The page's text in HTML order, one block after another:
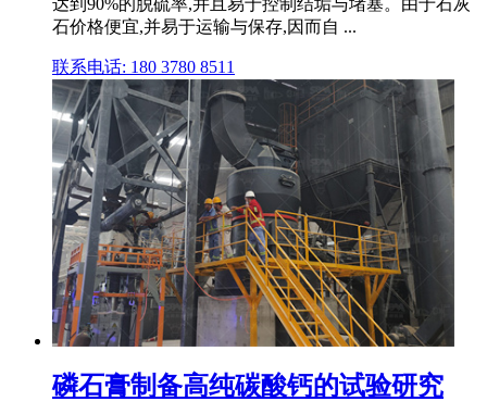
达到90%的脱硫率,并且易于控制结垢与堵塞。由于石灰
石价格便宜,并易于运输与保存,因而自 ...
联系电话: 180 3780 8511
磷石膏制备高纯碳酸钙的试验研究